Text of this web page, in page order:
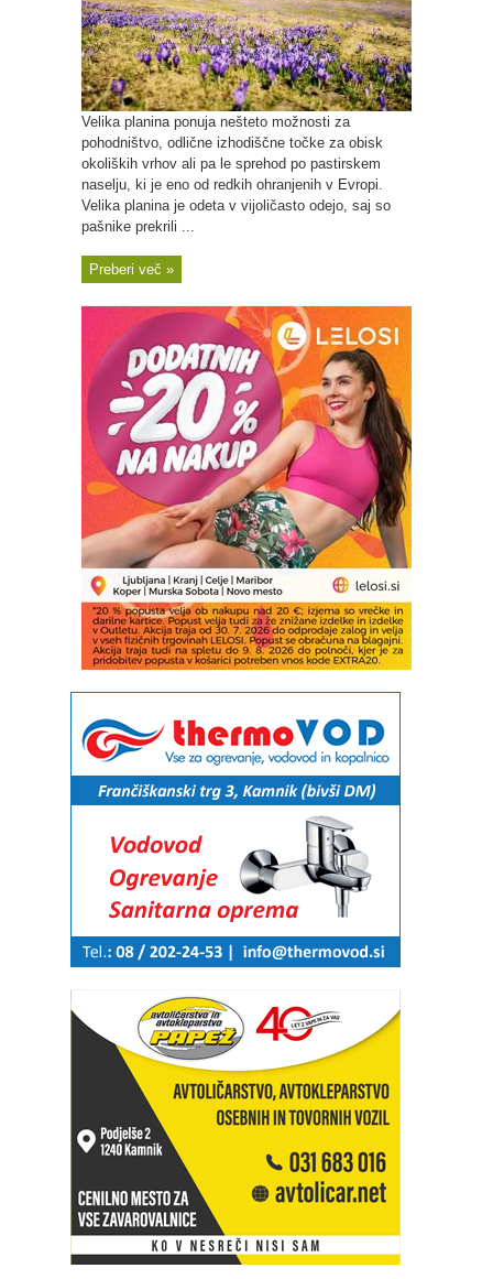
Velika planina ponuja nešteto možnosti za
pohodništvo, odlične izhodiščne točke za obisk
okoliških vrhov ali pa le sprehod po pastirskem
naselju, ki je eno od redkih ohranjenih v Evropi.
Velika planina je odeta v vijoličasto odejo, saj so
pašnike prekrili ...
Preberi več »